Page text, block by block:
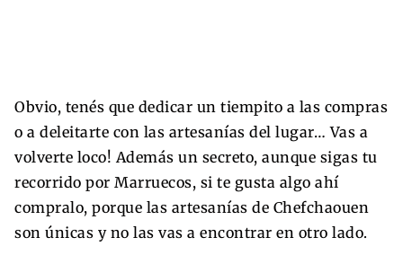
Obvio, tenés que dedicar un tiempito a las compras
o a deleitarte con las artesanías del lugar… Vas a
volverte loco! Además un secreto, aunque sigas tu
recorrido por Marruecos, si te gusta algo ahí
compralo, porque las artesanías de Chefchaouen
son únicas y no las vas a encontrar en otro lado.